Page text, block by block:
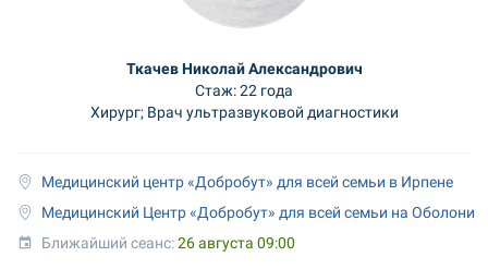
Ткачев Николай Александрович
Стаж: 22 года
Хирург; Врач ультразвуковой диагностики
Медицинский центр «Добробут» для всей семьи в Ирпене
Медицинский Центр «Добробут» для всей семьи на Оболони
Ближайший сеанс: 26 августа 09:00